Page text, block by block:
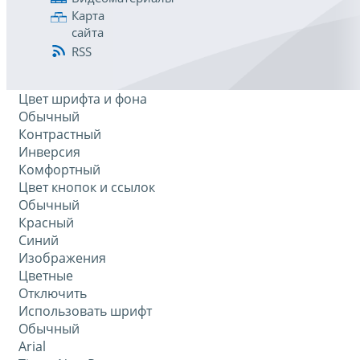
Карта
сайта
RSS
Цвет шрифта и фона
Обычный
Контрастный
Инверсия
Комфортный
Цвет кнопок и ссылок
Обычный
Красный
Синий
Изображения
Цветные
Отключить
Использовать шрифт
Обычный
Arial